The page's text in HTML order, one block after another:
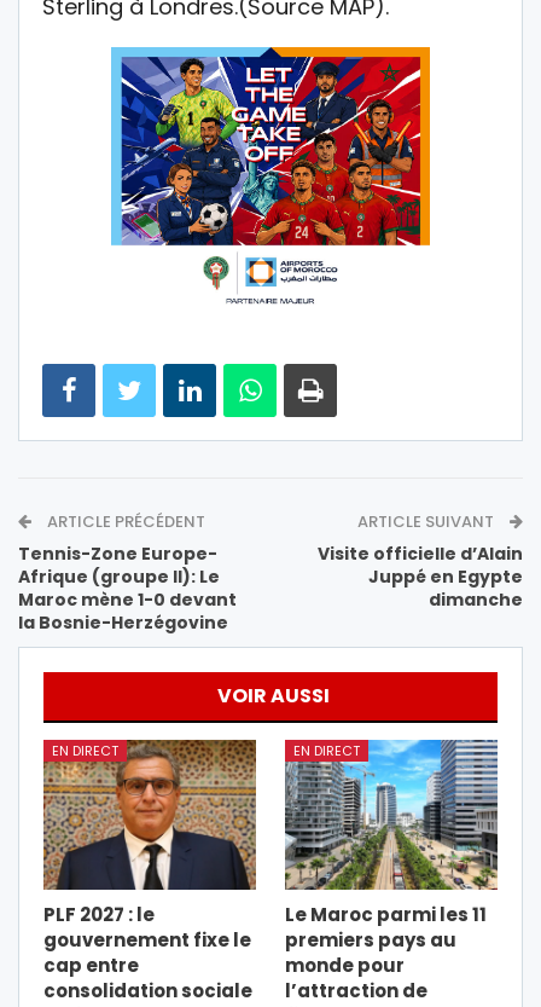
Sterling à Londres.(Source MAP).
ARTICLE PRÉCÉDENT
Tennis-Zone Europe-
Afrique (groupe II): Le
Maroc mène 1-0 devant
la Bosnie-Herzégovine
ARTICLE SUIVANT
Visite officielle d’Alain
Juppé en Egypte
dimanche
VOIR AUSSI
EN DIRECT
PLF 2027 : le
gouvernement fixe le
cap entre
consolidation sociale
EN DIRECT
Le Maroc parmi les 11
premiers pays au
monde pour
l’attraction de